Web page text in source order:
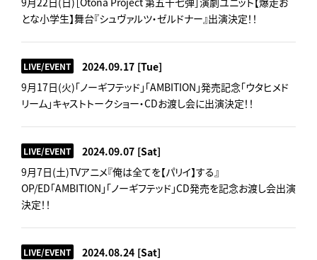
とな小学生】舞台『シュヴァルツ・ゼルドナー』出演決定！！
LIVE/EVENT 2024.09.17 [Tue]
9月17日(火)「ノーギフテッド」「AMBITION」発売記念「ウタヒメド
リーム」キャストトークショー・CDお渡し会に出演決定！！
LIVE/EVENT 2024.09.07 [Sat]
9月7日(土)TVアニメ『俺は全てを【パリイ】する』
OP/ED「AMBITION」「ノーギフテッド」CD発売を記念お渡し会出演
決定！！
LIVE/EVENT 2024.08.24 [Sat]